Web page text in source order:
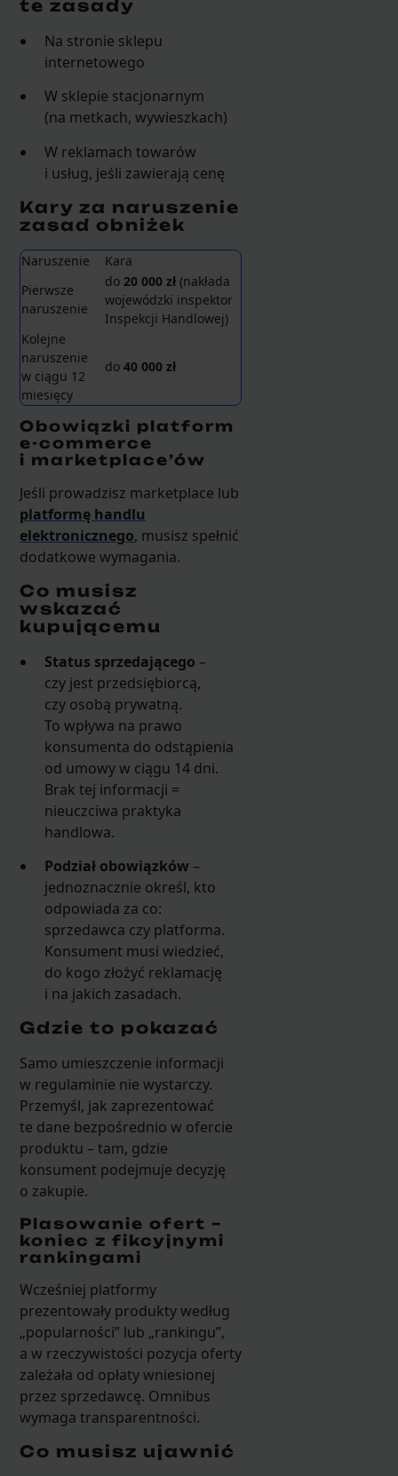
te zasady
Na stronie sklepu
internetowego
W sklepie stacjonarnym
(na metkach, wywieszkach)
W reklamach towarów
i usług, jeśli zawierają cenę
Kary za naruszenie
zasad obniżek
Naruszenie
Kara
Pierwsze
naruszenie
do 20 000 zł(nakłada
wojewódzki inspektor
Inspekcji Handlowej)
Kolejne
naruszenie
w ciągu 12
miesięcy
do 40 000 zł
Obowiązki platform
e-commerce
i marketplace’ów
Jeśli prowadzisz marketplace lub
platformę handlu
elektronicznego, musisz spełnić
dodatkowe wymagania.
Co musisz
wskazać
kupującemu
Status sprzedającego –
czy jest przedsiębiorcą,
czy osobą prywatną.
To wpływa na prawo
konsumenta do odstąpienia
od umowy w ciągu 14 dni.
Brak tej informacji =
nieuczciwa praktyka
handlowa.
Podział obowiązków –
jednoznacznie określ, kto
odpowiada za co:
sprzedawca czy platforma.
Konsument musi wiedzieć,
do kogo złożyć reklamację
i na jakich zasadach.
Gdzie to pokazać
Samo umieszczenie informacji
w regulaminie nie wystarczy.
Przemyśl, jak zaprezentować
te dane bezpośrednio w ofercie
produktu – tam, gdzie
konsument podejmuje decyzję
o zakupie.
Plasowanie ofert –
koniec z fikcyjnymi
rankingami
Wcześniej platformy
prezentowały produkty według
„popularności” lub „rankingu”,
a w rzeczywistości pozycja oferty
zależała od opłaty wniesionej
przez sprzedawcę. Omnibus
wymaga transparentności.
Co musisz ujawnić